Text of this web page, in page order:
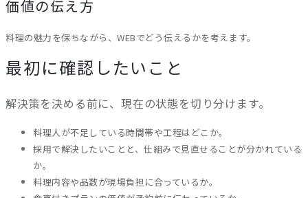
価値の伝え方
料理の魅力を保ちながら、WEBでどう伝えるかを考えます。
最初に確認したいこと
解決策を決める前に、現在の状態を切り分けます。
料理人が不足している時間帯や工程はどこか。
採用で解決したいことと、仕組みで見直せることが分かれている
か。
料理内容や品数が現場負担に合っているか。